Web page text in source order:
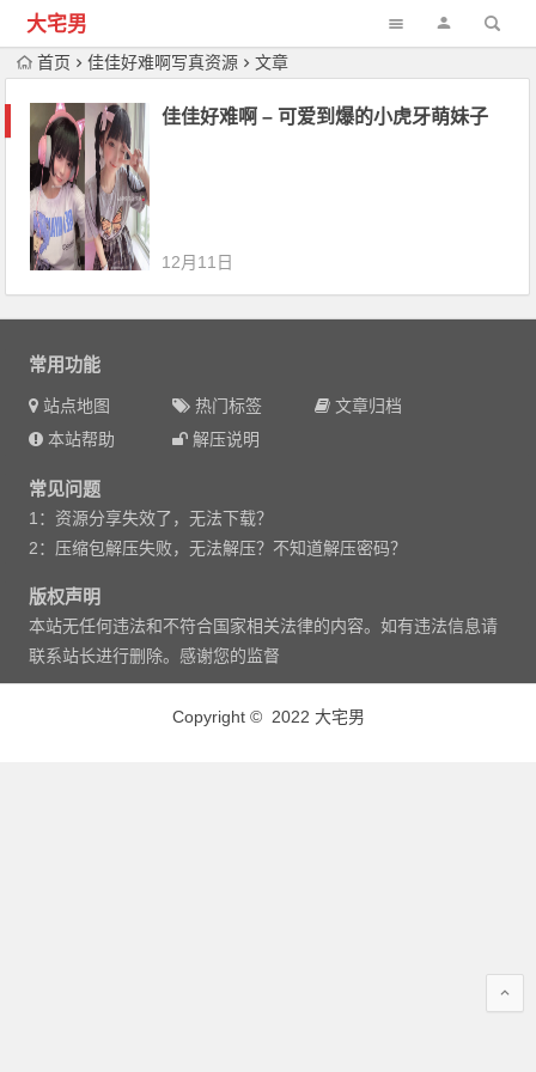
大宅男
首页 佳佳好难啊写真资源 文章
佳佳好难啊 – 可爱到爆的小虎牙萌妹子
12月11日
常用功能
站点地图 热门标签
文章归档
本站帮助
解压说明
常见问题
1：资源分享失效了，无法下载？
2：压缩包解压失败，无法解压？不知道解压密码？
版权声明
本站无任何违法和不符合国家相关法律的内容。如有违法信息请
联系站长进行删除。感谢您的监督
Copyright © 2022 大宅男